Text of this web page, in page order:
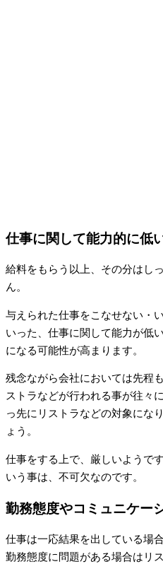
仕事に関して能力的に低
給料をもらう以上、その分はし
ん。
与えられた仕事をこなせない・
いった、仕事に関して能力が低
になる可能性が高まります。
残念ながら会社においては先程
ストラなどが行われる事が往々
っ先にリストラなどの対象にな
ょう。
仕事をする上で、厳しいようで
いう事は、不可欠なのです。
勤務態度やコミュニケー
仕事は一応結果を出している場
勤務態度に問題がある場合はリ